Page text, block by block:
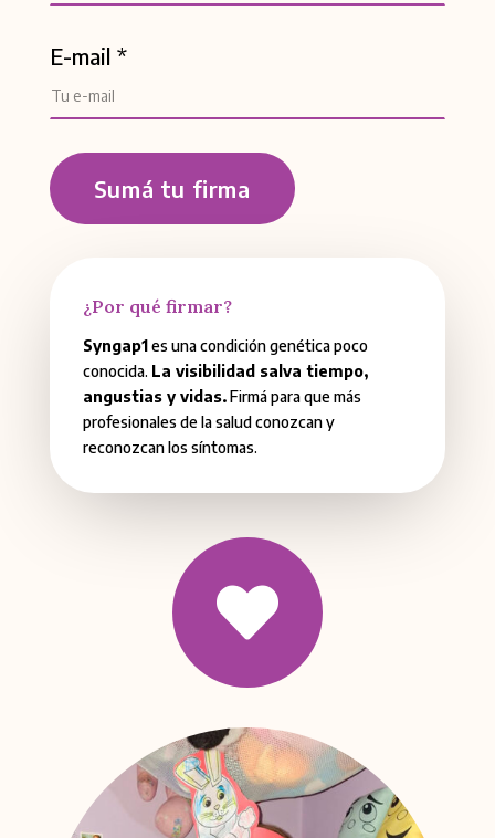
E-mail *
¿Por qué firmar?
Syngap1es una condición genética poco
conocida. La visibilidad salva tiempo,
angustias y vidas.Firmá para que más
profesionales de la salud conozcan y
reconozcan los síntomas.
